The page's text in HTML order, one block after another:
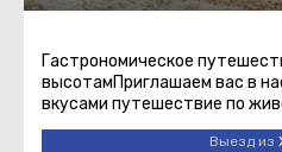
Гастрономическое
высотамПриглашаем вас в
вкусами путешествие по
высотам – региону, где
Выезд из